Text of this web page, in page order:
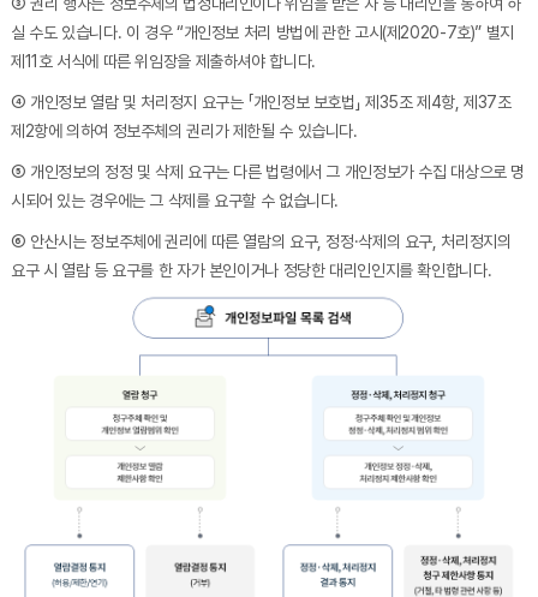
실 수도 있습니다. 이 경우 “개인정보 처리 방법에 관한 고시(제2020-7호)” 별지
제11호 서식에 따른 위임장을 제출하셔야 합니다.
④ 개인정보 열람 및 처리정지 요구는 「개인정보 보호법」 제35조 제4항, 제37조
제2항에 의하여 정보주체의 권리가 제한될 수 있습니다.
⑤ 개인정보의 정정 및 삭제 요구는 다른 법령에서 그 개인정보가 수집 대상으로 명
시되어 있는 경우에는 그 삭제를 요구할 수 없습니다.
⑥ 안산시는 정보주체에 권리에 따른 열람의 요구, 정정·삭제의 요구, 처리정지의
요구 시 열람 등 요구를 한 자가 본인이거나 정당한 대리인인지를 확인합니다.